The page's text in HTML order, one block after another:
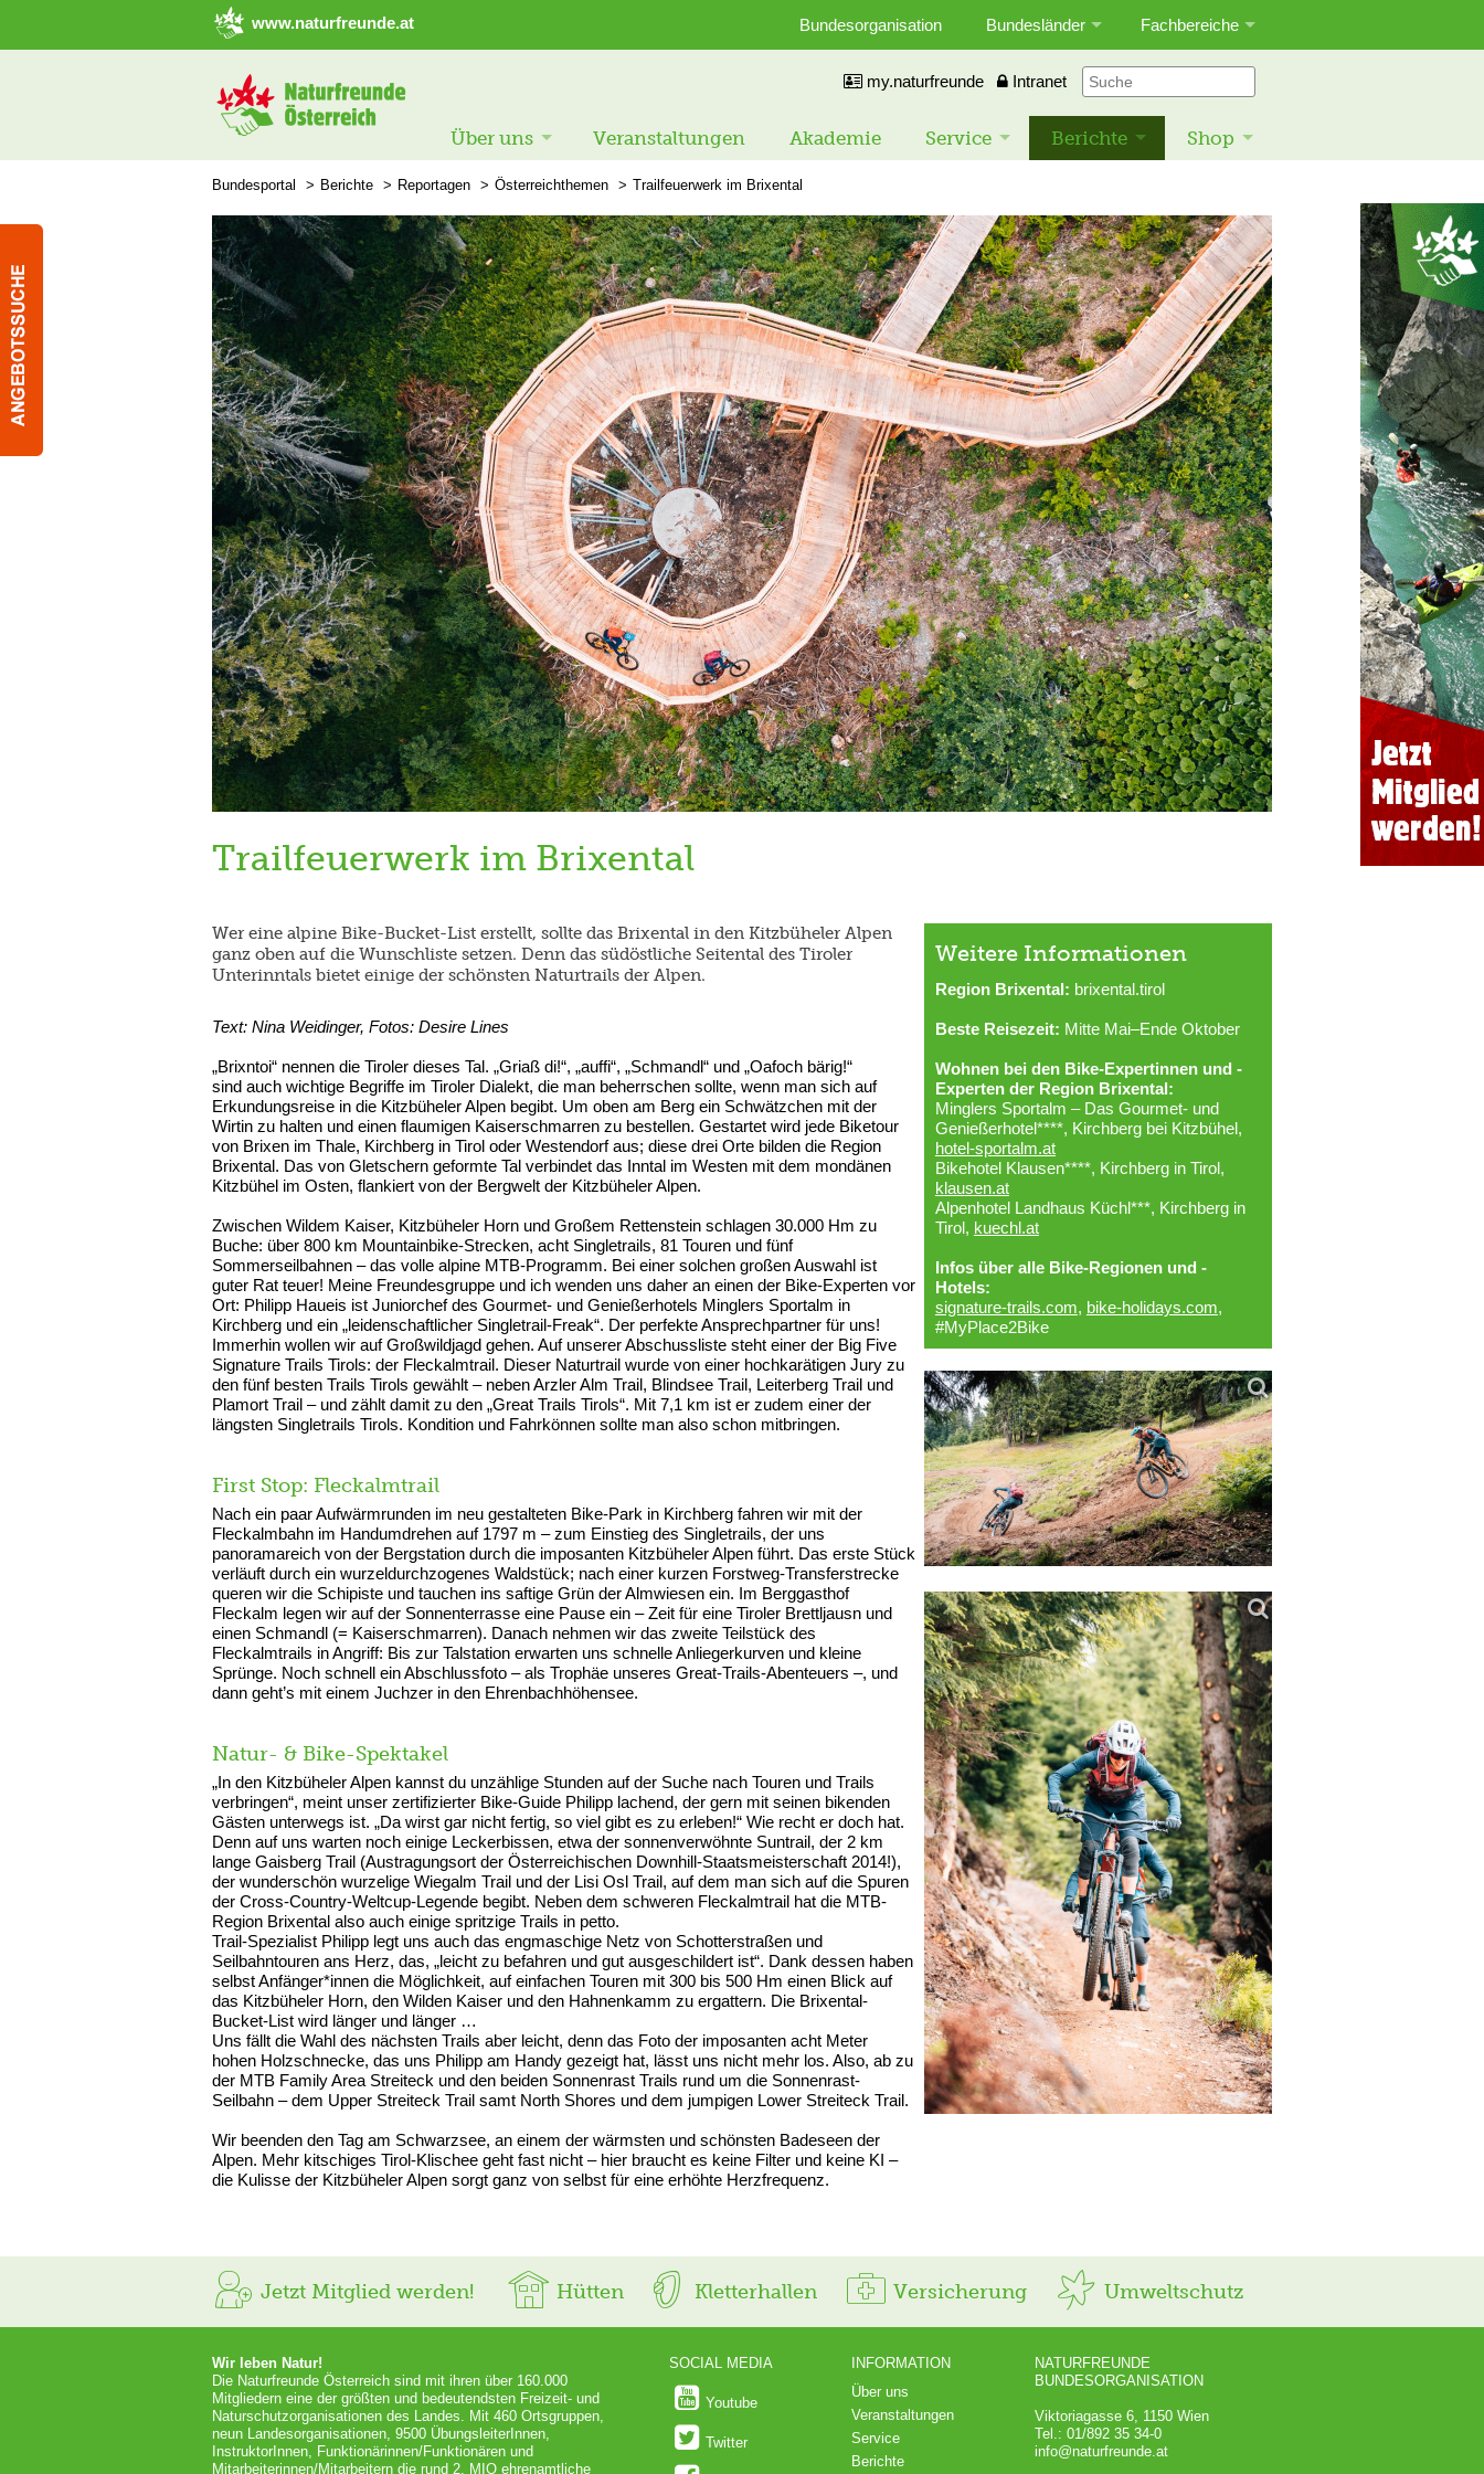
➜ Hauptregion der Seite anspringen
www.naturfreunde.at Bundesorganisation Bundesländer Fachbereiche
my.naturfreunde Intranet
Über uns Veranstaltungen Akademie Service Berichte Shop
Bundesportal Berichte Reportagen Österreichthemen Trailfeuerwerk im Brixental
Trailfeuerwerk im Brixental
Wer eine alpine Bike-Bucket-List erstellt, sollte das Brixental in den Kitzbüheler Alpen
ganz oben auf die Wunschliste setzen. Denn das südöstliche Seitental des Tiroler
Unterinntals bietet einige der schönsten Naturtrails der Alpen.
Text: Nina Weidinger, Fotos: Desire Lines
„Brixntoi“ nennen die Tiroler dieses Tal. „Griaß di!“, „auffi“, „Schmandl“ und „Oafoch bärig!“
sind auch wichtige Begriffe im Tiroler Dialekt, die man beherrschen sollte, wenn man sich auf
Erkundungsreise in die Kitzbüheler Alpen begibt. Um oben am Berg ein Schwätzchen mit der
Wirtin zu halten und einen flaumigen Kaiserschmarren zu bestellen. Gestartet wird jede Biketour
von Brixen im Thale, Kirchberg in Tirol oder Westendorf aus; diese drei Orte bilden die Region
Brixental. Das von Gletschern geformte Tal verbindet das Inntal im Westen mit dem mondänen
Kitzbühel im Osten, flankiert von der Bergwelt der Kitzbüheler Alpen.
Zwischen Wildem Kaiser, Kitzbüheler Horn und Großem Rettenstein schlagen 30.000 Hm zu
Buche: über 800 km Mountainbike-Strecken, acht Singletrails, 81 Touren und fünf
Sommerseilbahnen – das volle alpine MTB-Programm. Bei einer solchen großen Auswahl ist
guter Rat teuer! Meine Freundesgruppe und ich wenden uns daher an einen der Bike-Experten vor
Ort: Philipp Haueis ist Juniorchef des Gourmet- und Genießerhotels Minglers Sportalm in
Kirchberg und ein „leidenschaftlicher Singletrail-Freak“. Der perfekte Ansprechpartner für uns!
Immerhin wollen wir auf Großwildjagd gehen. Auf unserer Abschussliste steht einer der Big Five
Signature Trails Tirols: der Fleckalmtrail. Dieser Naturtrail wurde von einer hochkarätigen Jury zu
den fünf besten Trails Tirols gewählt – neben Arzler Alm Trail, Blindsee Trail, Leiterberg Trail und
Plamort Trail – und zählt damit zu den „Great Trails Tirols“. Mit 7,1 km ist er zudem einer der
längsten Singletrails Tirols. Kondition und Fahrkönnen sollte man also schon mitbringen.
First Stop: Fleckalmtrail
Nach ein paar Aufwärmrunden im neu gestalteten Bike-Park in Kirchberg fahren wir mit der
Fleckalmbahn im Handumdrehen auf 1797 m – zum Einstieg des Singletrails, der uns
panoramareich von der Bergstation durch die imposanten Kitzbüheler Alpen führt. Das erste Stück
verläuft durch ein wurzeldurchzogenes Waldstück; nach einer kurzen Forstweg-Transferstrecke
queren wir die Schipiste und tauchen ins saftige Grün der Almwiesen ein. Im Berggasthof
Fleckalm legen wir auf der Sonnenterrasse eine Pause ein – Zeit für eine Tiroler Brettljausn und
einen Schmandl (= Kaiserschmarren). Danach nehmen wir das zweite Teilstück des
Fleckalmtrails in Angriff: Bis zur Talstation erwarten uns schnelle Anliegerkurven und kleine
Sprünge. Noch schnell ein Abschlussfoto – als Trophäe unseres Great-Trails-Abenteuers –, und
dann geht’s mit einem Juchzer in den Ehrenbachhöhensee.
Natur- & Bike-Spektakel
„In den Kitzbüheler Alpen kannst du unzählige Stunden auf der Suche nach Touren und Trails
verbringen“, meint unser zertifizierter Bike-Guide Philipp lachend, der gern mit seinen bikenden
Gästen unterwegs ist. „Da wirst gar nicht fertig, so viel gibt es zu erleben!“ Wie recht er doch hat.
Denn auf uns warten noch einige Leckerbissen, etwa der sonnenverwöhnte Suntrail, der 2 km
lange Gaisberg Trail (Austragungsort der Österreichischen Downhill-Staatsmeisterschaft 2014!),
der wunderschön wurzelige Wiegalm Trail und der Lisi Osl Trail, auf dem man sich auf die Spuren
der Cross-Country-Weltcup-Legende begibt. Neben dem schweren Fleckalmtrail hat die MTB-
Region Brixental also auch einige spritzige Trails in petto.
Trail-Spezialist Philipp legt uns auch das engmaschige Netz von Schotterstraßen und
Seilbahntouren ans Herz, das, „leicht zu befahren und gut ausgeschildert ist“. Dank dessen haben
selbst Anfänger*innen die Möglichkeit, auf einfachen Touren mit 300 bis 500 Hm einen Blick auf
das Kitzbüheler Horn, den Wilden Kaiser und den Hahnenkamm zu ergattern. Die Brixental-
Bucket-List wird länger und länger …
Uns fällt die Wahl des nächsten Trails aber leicht, denn das Foto der imposanten acht Meter
hohen Holzschnecke, das uns Philipp am Handy gezeigt hat, lässt uns nicht mehr los. Also, ab zu
der MTB Family Area Streiteck und den beiden Sonnenrast Trails rund um die Sonnenrast-
Seilbahn – dem Upper Streiteck Trail samt North Shores und dem jumpigen Lower Streiteck Trail.
Wir beenden den Tag am Schwarzsee, an einem der wärmsten und schönsten Badeseen der
Alpen. Mehr kitschiges Tirol-Klischee geht fast nicht – hier braucht es keine Filter und keine KI –
die Kulisse der Kitzbüheler Alpen sorgt ganz von selbst für eine erhöhte Herzfrequenz.
Weitere Informationen
Region Brixental: brixental.tirol
Beste Reisezeit: Mitte Mai–Ende Oktober
Wohnen bei den Bike-Expertinnen und -
Experten der Region Brixental:
Minglers Sportalm – Das Gourmet- und
Genießerhotel****, Kirchberg bei Kitzbühel,
hotel-sportalm.at
Bikehotel Klausen****, Kirchberg in Tirol,
klausen.at
Alpenhotel Landhaus Küchl***, Kirchberg in
Tirol, kuechl.at
Infos über alle Bike-Regionen und -
Hotels:
signature-trails.com, bike-holidays.com,
#MyPlace2Bike
Jetzt Mitglied werden! Hütten Kletterhallen Versicherung Umweltschutz
Wir leben Natur!
Die Naturfreunde Österreich sind mit ihren über 160.000
Mitgliedern eine der größten und bedeutendsten Freizeit- und
Naturschutzorganisationen des Landes. Mit 460 Ortsgruppen,
neun Landesorganisationen, 9500 ÜbungsleiterInnen,
InstruktorInnen, Funktionärinnen/Funktionären und
Mitarbeiterinnen/Mitarbeitern die rund 2. MIO ehrenamtliche
SOCIAL MEDIA
Youtube
Twitter
INFORMATION
Über uns
Veranstaltungen
Service
Berichte
NATURFREUNDE
BUNDESORGANISATION
Viktoriagasse 6, 1150 Wien
Tel.: 01/892 35 34-0
info@naturfreunde.at